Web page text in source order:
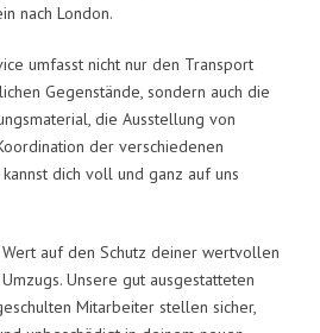
nach London.
umfasst nicht nur den Transport
Gegenstände, sondern auch die
die Ausstellung von
der verschiedenen
dich voll und ganz auf uns
auf den Schutz deiner wertvollen
Unsere gut ausgestatteten
Mitarbeiter stellen sicher,